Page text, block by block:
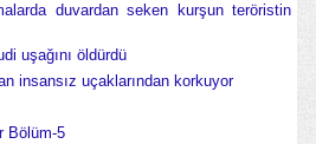
duvardan seken kurşun teröristin
uşağını öldürdü
insansız uçaklarından korkuyor
Bölüm-5